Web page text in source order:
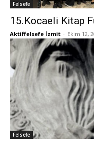
Felsefe
15.Kocaeli Kitap
Aktiffelsefe İzmit - Ekim 12,
Felsefe